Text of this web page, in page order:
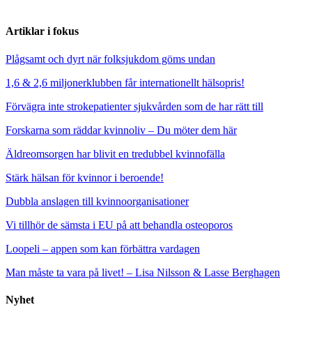
Artiklar i fokus
Plågsamt och dyrt när folksjukdom göms undan
1,6 & 2,6 miljonerklubben får internationellt hälsopris!
Förvägra inte strokepatienter sjukvården som de har rätt till
Forskarna som räddar kvinnoliv – Du möter dem här
Äldreomsorgen har blivit en tredubbel kvinnofälla
Stärk hälsan för kvinnor i beroende!
Dubbla anslagen till kvinnoorganisationer
Vi tillhör de sämsta i EU på att behandla osteoporos
Loopeli – appen som kan förbättra vardagen
Man måste ta vara på livet! – Lisa Nilsson & Lasse Berghagen
Nyhet